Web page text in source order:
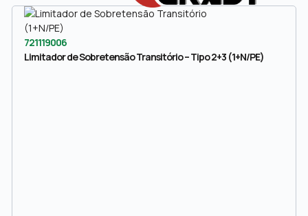
721119006
Limitador de Sobretensão Transitório – Tipo 2+3 (1+N/PE)